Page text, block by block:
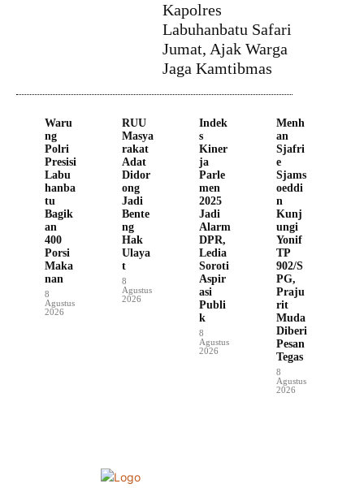
Kapolres
Labuhanbatu Safari
Jumat, Ajak Warga
Jaga Kamtibmas
Waru
ng
Polri
Presisi
Labu
hanba
tu
Bagik
an
400
Porsi
Maka
nan
8
Agustus
2026
RUU
Masya
rakat
Adat
Didor
ong
Jadi
Bente
ng
Hak
Ulaya
t
8
Agustus
2026
Indek
s
Kiner
ja
Parle
men
2025
Jadi
Alarm
DPR,
Ledia
Soroti
Aspir
asi
Publi
k
8
Agustus
2026
Menh
an
Sjafri
e
Sjams
oeddi
n
Kunj
ungi
Yonif
TP
902/S
PG,
Praju
rit
Muda
Diberi
Pesan
Tegas
8
Agustus
2026